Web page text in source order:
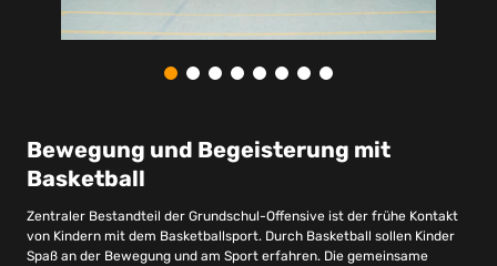
Bewegung und Begeisterung mit
Basketball
Zentraler Bestandteil der Grundschul-Offensive ist der frühe Kontakt
von Kindern mit dem Basketballsport. Durch Basketball sollen Kinder
Spaß an der Bewegung und am Sport erfahren. Die gemeinsame